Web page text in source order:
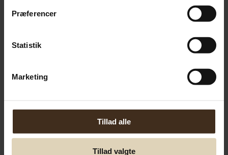
Præferencer
Statistik
Marketing
Tillad alle
Tillad valgte